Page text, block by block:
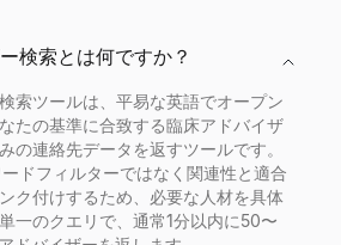
検索とは何ですか？
索ツールは、平易な英語でオープン
たの基準に合致する臨床アドバイザ
の連絡先データを返すツールです。
ドフィルターではなく関連性と適合
ク付けするため、必要な人材を具体
一のクエリで、通常1分以内に50〜